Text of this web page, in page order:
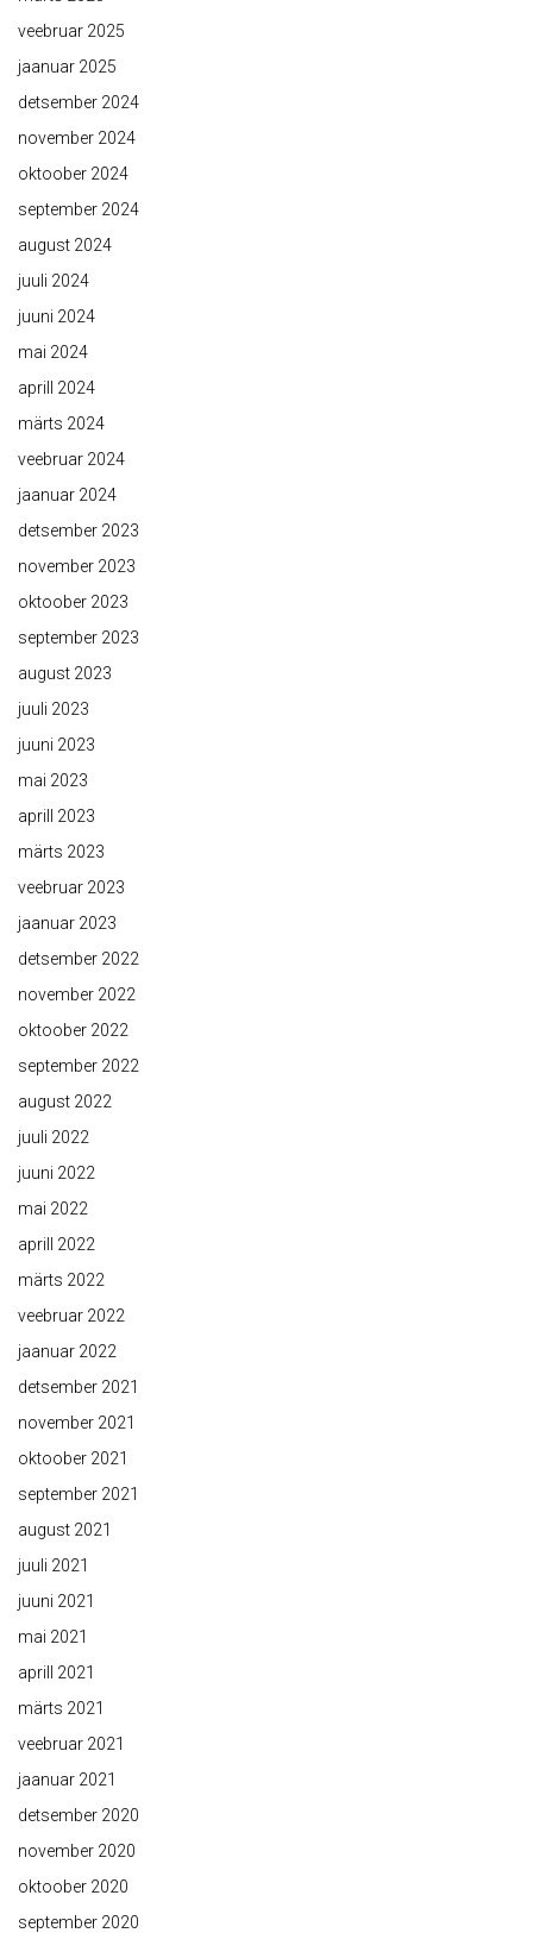
veebruar 2025
jaanuar 2025
detsember 2024
november 2024
oktoober 2024
september 2024
august 2024
juuli 2024
juuni 2024
mai 2024
aprill 2024
märts 2024
veebruar 2024
jaanuar 2024
detsember 2023
november 2023
oktoober 2023
september 2023
august 2023
juuli 2023
juuni 2023
mai 2023
aprill 2023
märts 2023
veebruar 2023
jaanuar 2023
detsember 2022
november 2022
oktoober 2022
september 2022
august 2022
juuli 2022
juuni 2022
mai 2022
aprill 2022
märts 2022
veebruar 2022
jaanuar 2022
detsember 2021
november 2021
oktoober 2021
september 2021
august 2021
juuli 2021
juuni 2021
mai 2021
aprill 2021
märts 2021
veebruar 2021
jaanuar 2021
detsember 2020
november 2020
oktoober 2020
september 2020